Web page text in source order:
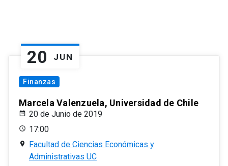
20 JUN
Finanzas
Marcela Valenzuela, Universidad de Chile
20 de Junio de 2019
17:00
Facultad de Ciencias Económicas y
Administrativas UC